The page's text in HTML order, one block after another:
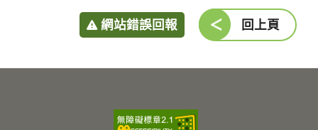
網站錯誤回報 回上頁